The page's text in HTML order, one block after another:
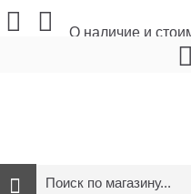
О наличие и